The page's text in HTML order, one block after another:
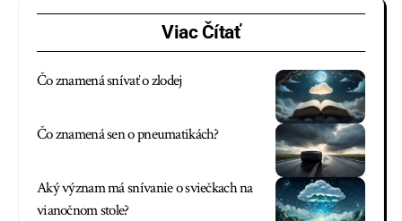
Viac Čítať
Čo znamená snívať o zlodej
Čo znamená sen o pneumatikách?
Aký význam má snívanie o sviečkach na
vianočnom stole?